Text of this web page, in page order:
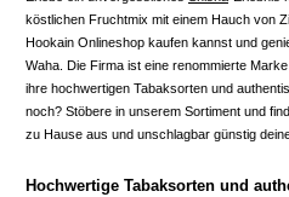
köstlichen Fruchtmix mit einem Hauch von
Hookain Onlineshop kaufen kannst und
Waha. Die Firma ist eine renommierte
ihre hochwertigen Tabaksorten und
noch? Stöbere in unserem Sortiment und
zu Hause aus und unschlagbar günstig
Hochwertige Tabaksorten und